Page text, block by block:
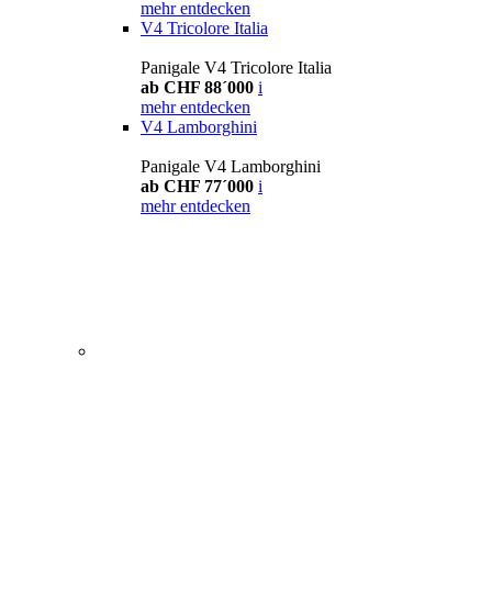
mehr entdecken
V4 Tricolore Italia
Panigale V4 Tricolore Italia
ab CHF 88´000 i
mehr entdecken
V4 Lamborghini
Panigale V4 Lamborghini
ab CHF 77´000 i
mehr entdecken